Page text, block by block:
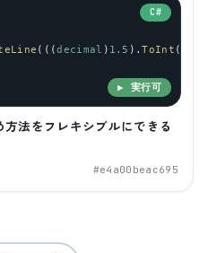
C#
(((decimal ) 1.5 ).ToInt (
▶ 実行可
法をフレキシブルにできる
#e4a00beac695